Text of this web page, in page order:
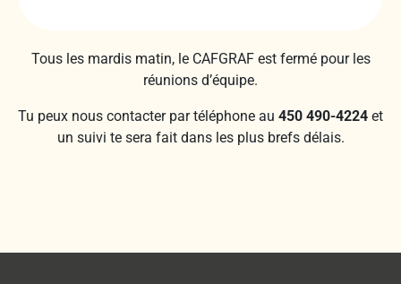
Tous les mardis matin, le CAFGRAF est fermé pour les
réunions d’équipe.
Tu peux nous contacter par téléphone au 450 490-4224 et
un suivi te sera fait dans les plus brefs délais.